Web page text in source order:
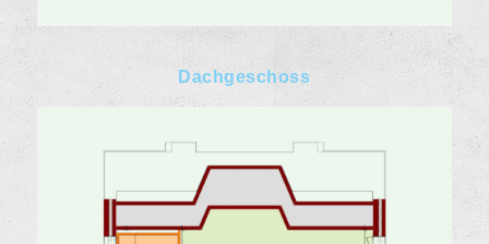
Dachgeschoss